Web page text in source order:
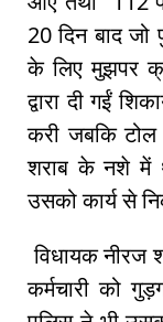
20 दिन बाद जो
के लिए मुझपर
द्वारा दी गईं
करी जबकि टोल
शराब के नशे में
उसको कार्य से
विधायक नीरज
कर्मचारी को